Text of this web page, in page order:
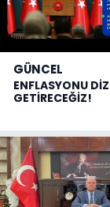
GÜNCEL
ENFLASYONU
GETİRECEĞİZ!